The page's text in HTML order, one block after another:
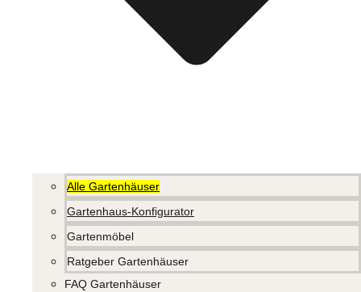
Alle Gartenhäuser
Gartenhaus-Konfigurator
Gartenmöbel
Ratgeber Gartenhäuser
FAQ Gartenhäuser